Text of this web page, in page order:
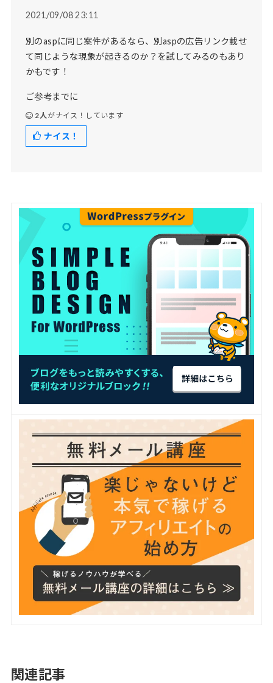
2021/09/08 23:11
別のaspに同じ案件があるなら、別aspの広告リンク載せ
て同じような現象が起きるのか？を試してみるのもあり
かもです！
ご参考までに
2人がナイス！しています
ナイス！
関連記事